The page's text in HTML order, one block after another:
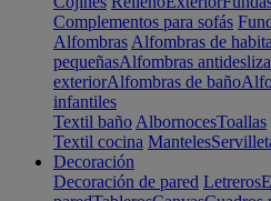
Complementos para sofás
Alfombras Alfombras de
pequeñasAlfombras
exteriorAlfombras de baño
infantiles
Textil baño AlbornocesToallas
Textil cocina Manteles
Decoración
Decoración de pared Letreros